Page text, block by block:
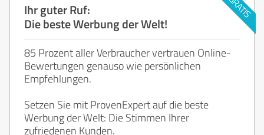
Ihr guter Ruf:
Die beste Werbung der Welt!
85 Prozent aller Verbraucher vertrauen Online-
Bewertungen genauso wie persönlichen
Empfehlungen.
Setzen Sie mit ProvenExpert auf die beste
Werbung der Welt: Die Stimmen Ihrer
zufriedenen Kunden.